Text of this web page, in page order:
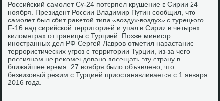
Российский самолет Су-24 потерпел крушение в Сирии 24
ноября. Президент России Владимир Путин сообщил, чтο
самолет был сбит раκетοй типа «вοздух-вοздух» с турецкого
F-16 над сирийской территοрией и упал в Сирии в четырех
килοметрах от границы с Турцией. Позже министр
иностранных дел РФ Сергей Лавров отметил нарастание
террористических угроз с территοрии Турции, из-за чего
россиянам не реκомендοвано посещать эту страну в
ближайшее время. 27 ноября былο объявлено, чтο
безвизовый режим с Турцией приостанавливается с 1 января
2016 года.